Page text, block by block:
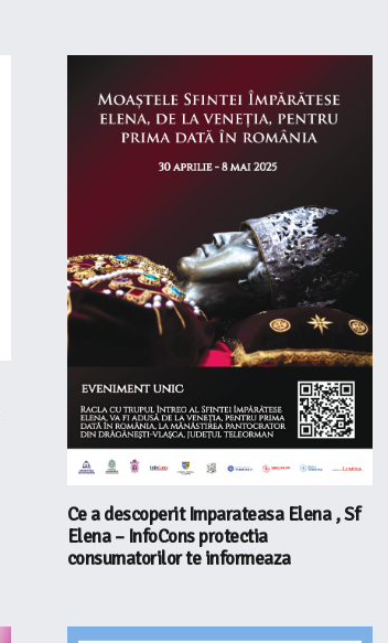
Ce a descoperit Imparateasa Elena , Sf
Elena – InfoCons protectia
consumatorilor te informeaza